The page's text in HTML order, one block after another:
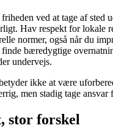
ved at tage af sted
Hav respekt for lokale
normer, også når du
bæredygtige
undervejs.
ikke at være
men stadig tage ansvar
stor forskel